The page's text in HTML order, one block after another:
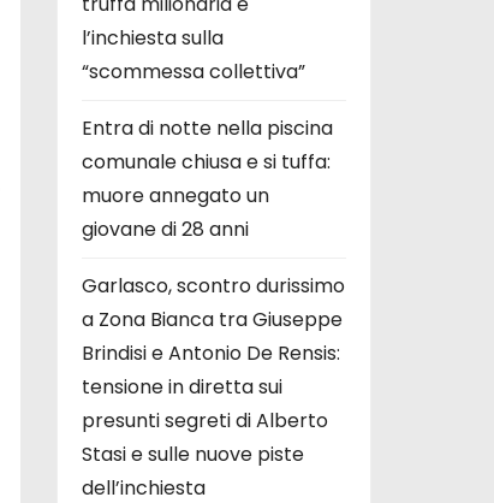
l’inchiesta sulla
“scommessa collettiva”
Entra di notte nella piscina
comunale chiusa e si tuffa:
muore annegato un
giovane di 28 anni
Garlasco, scontro durissimo
a Zona Bianca tra Giuseppe
Brindisi e Antonio De Rensis:
tensione in diretta sui
presunti segreti di Alberto
Stasi e sulle nuove piste
dell’inchiesta